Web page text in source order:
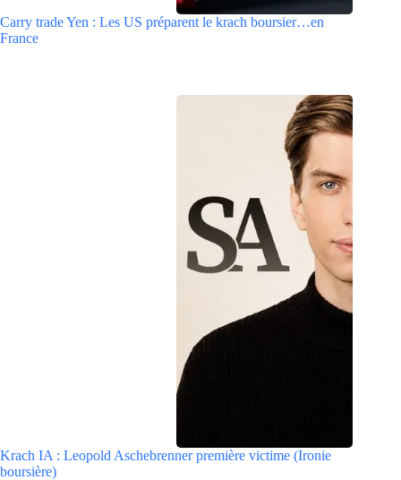
Carry trade Yen : Les US préparent le krach boursier…en
France
Krach IA : Leopold Aschebrenner première victime (Ironie
boursière)